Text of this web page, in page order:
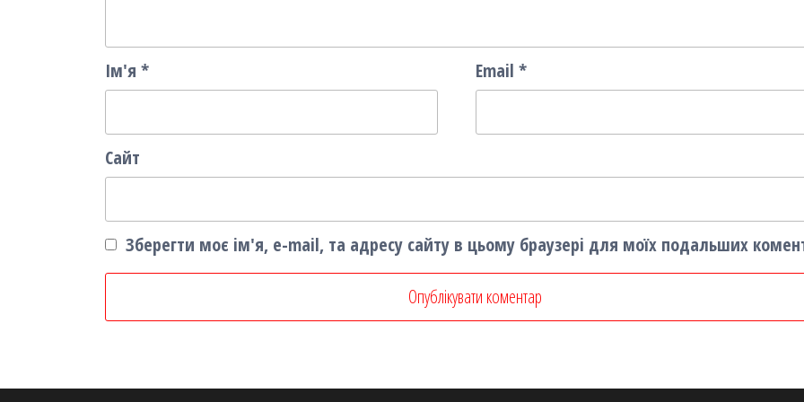
Ім'я * Email *
Сайт
Зберегти моє ім'я, e-mail, та адресу сайту в цьому браузері для моїх подальших